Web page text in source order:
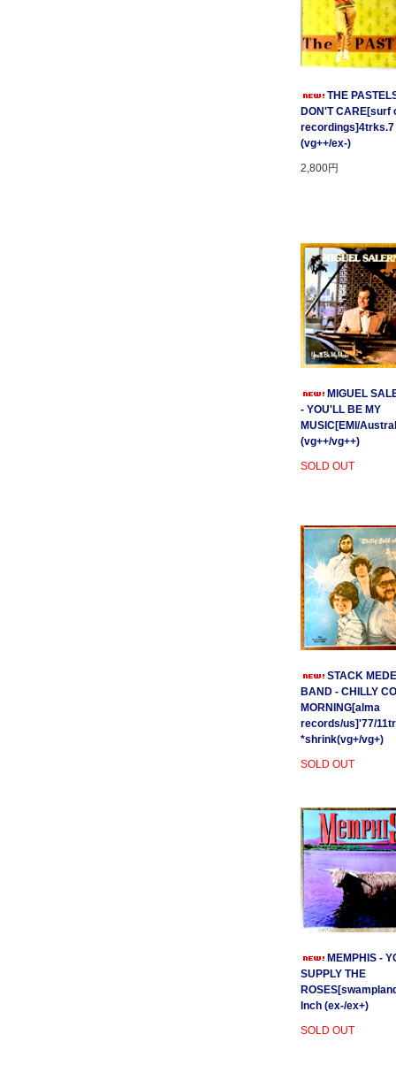
THE
DON'T CARE[surf
recordings]4trks.7
(vg++/ex-)
2,800円
MIGUEL
- YOU'LL BE MY
MUSIC[EMI/
(vg++/vg++)
SOLD OUT
STACK
BAND - CHILLY
MORNING[alma
records/us]'77/
*shrink(vg+/vg+)
SOLD OUT
MEMPHIS -
SUPPLY THE
Inch (ex-/ex+)
SOLD OUT